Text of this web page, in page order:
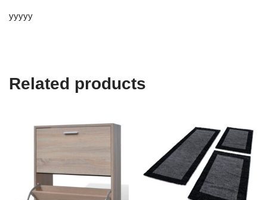
yyyyy
Related products